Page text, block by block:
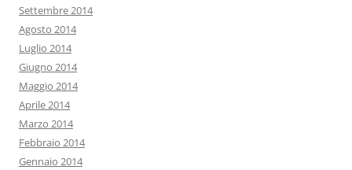
Settembre 2014
Agosto 2014
Luglio 2014
Giugno 2014
Maggio 2014
Aprile 2014
Marzo 2014
Febbraio 2014
Gennaio 2014